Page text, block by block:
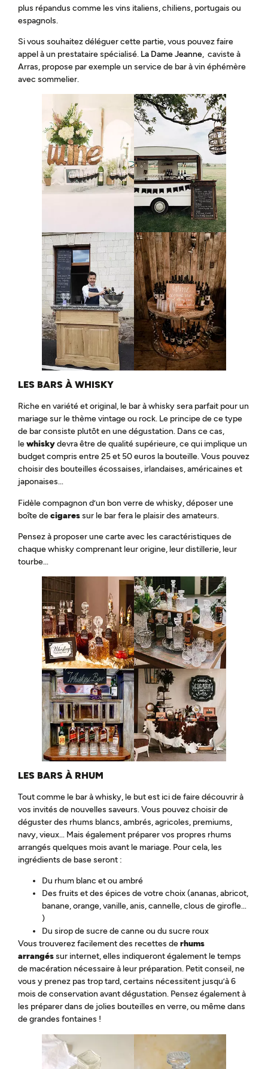
plus répandus comme les vins italiens, chiliens, portugais ou
espagnols.
Si vous souhaitez déléguer cette partie, vous pouvez faire
appel à un prestataire spécialisé. La Dame Jeanne, caviste à
Arras, propose par exemple un service de bar à vin éphémère
avec sommelier.
LES BARS À WHISKY
Riche en variété et original, le bar à whisky sera parfait pour un
mariage sur le thème vintage ou rock. Le principe de ce type
de bar consiste plutôt en une dégustation. Dans ce cas,
lewhiskydevra être de qualité supérieure, ce qui implique un
budget compris entre 25 et 50 euros la bouteille. Vous pouvez
choisir des bouteilles écossaises, irlandaises, américaines et
japonaises…
Fidèle compagnon d’un bon verre de whisky, déposer une
boîte decigaressur le bar fera le plaisir des amateurs.
Pensez à proposer une carte avec les caractéristiques de
chaque whisky comprenant leur origine, leur distillerie, leur
tourbe…
LES BARS À RHUM
Tout comme le bar à whisky, le but est ici de faire découvrir à
vos invités de nouvelles saveurs. Vous pouvez choisir de
déguster des rhums blancs, ambrés, agricoles, premiums,
navy, vieux… Mais également préparer vos propres rhums
arrangés quelques mois avant le mariage. Pour cela, les
ingrédients de base seront :
Du rhum blanc et ou ambré
Des fruits et des épices de votre choix (ananas, abricot,
banane, orange, vanille, anis, cannelle, clous de girofle…
)
Du sirop de sucre de canne ou du sucre roux
Vous trouverez facilement des recettes derhums
arrangéssur internet, elles indiqueront également le temps
de macération nécessaire à leur préparation. Petit conseil, ne
vous y prenez pas trop tard, certains nécessitent jusqu’à 6
mois de conservation avant dégustation. Pensez également à
les préparer dans de jolies bouteilles en verre, ou même dans
de grandes fontaines !